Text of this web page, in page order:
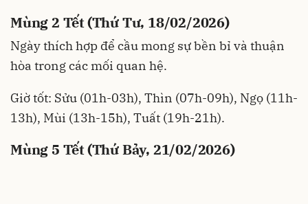
Mùng 2 Tết (Thứ Tư, 18/02/2026)
Ngày thích hợp để cầu mong sự bền bỉ và thuận
hòa trong các mối quan hệ.
Giờ tốt: Sửu (01h-03h), Thìn (07h-09h), Ngọ (11h-
13h), Mùi (13h-15h), Tuất (19h-21h).
Mùng 5 Tết (Thứ Bảy, 21/02/2026)